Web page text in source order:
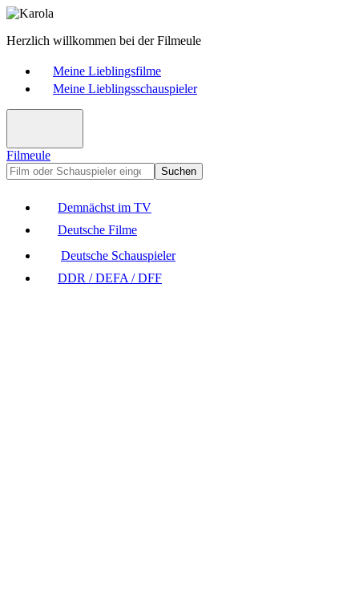
Herzlich willkommen bei der Filmeule
Meine Lieblingsfilme
Meine Lieblingsschauspieler
Filmeule
Suchen
Demnächst im TV
Deutsche Filme
Deutsche Schauspieler
DDR / DEFA / DFF